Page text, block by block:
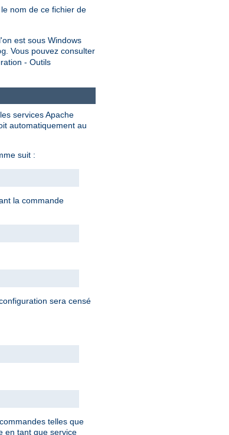
nom de ce fichier de
est sous Windows
. Vous pouvez consulter
- Outils
services Apache
automatiquement au
suit :
la commande
sera censé
telles que
en tant que service